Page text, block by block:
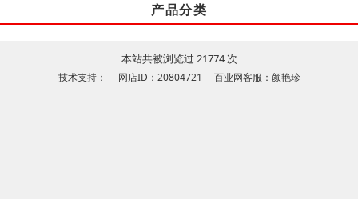
产品分类
本站共被浏览过 21774 次
技术支持： 网店ID：20804721 百业网客服：颜艳珍